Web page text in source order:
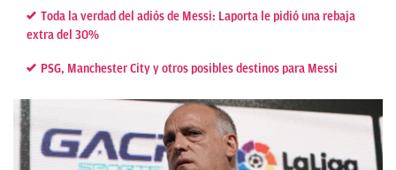
Toda la verdad del adiós de Messi: Laporta le pidió una rebaja
extra del 30%
PSG, Manchester City y otros posibles destinos para Messi